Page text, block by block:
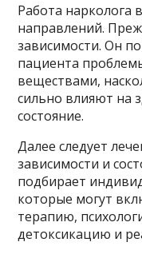
Работа нарколога
направлений.
зависимости. Он
пациента
веществами,
сильно влияют на
состояние.
Далее следует
зависимости и
подбирает
которые могут
терапию,
детоксикацию и